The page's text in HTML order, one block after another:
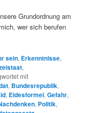
Grundordnung am
wer sich berufen
sein, Erkenntnisse,
,
mit
, Bundesrepublik,
, Eidesformel,Gefahr,
, Politik,